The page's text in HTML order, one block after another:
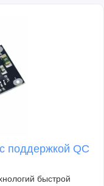
поддержкой QC
быстрой